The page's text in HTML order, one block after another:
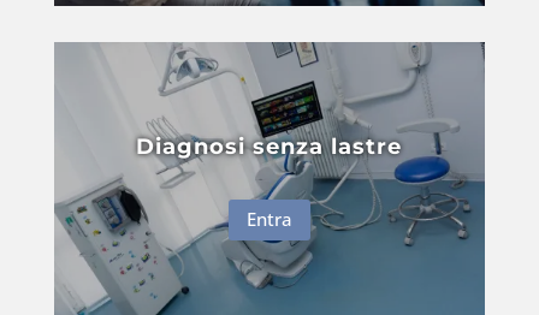
Diagnosi senza lastre
Entra